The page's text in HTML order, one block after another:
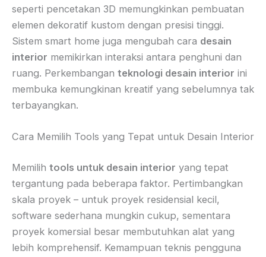
seperti pencetakan 3D memungkinkan pembuatan
elemen dekoratif kustom dengan presisi tinggi.
Sistem smart home juga mengubah cara desain
interior memikirkan interaksi antara penghuni dan
ruang. Perkembangan teknologi desain interior ini
membuka kemungkinan kreatif yang sebelumnya tak
terbayangkan.
Cara Memilih Tools yang Tepat untuk Desain Interior
Memilih tools untuk desain interior yang tepat
tergantung pada beberapa faktor. Pertimbangkan
skala proyek – untuk proyek residensial kecil,
software sederhana mungkin cukup, sementara
proyek komersial besar membutuhkan alat yang
lebih komprehensif. Kemampuan teknis pengguna